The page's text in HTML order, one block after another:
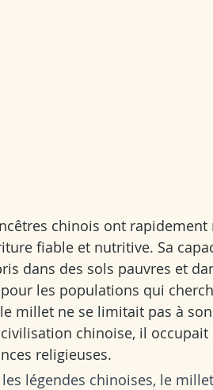
chinois ont
fiable et nutritive. Sa
dans des sols pauvres et
les populations qui
millet ne se limitait pas à
chinoise, il
religieuses.
les légendes chinoises, le